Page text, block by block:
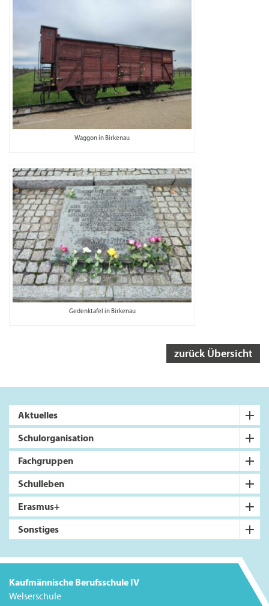
Waggon in Birkenau
Gedenktafel in Birkenau
zurück Übersicht
Aktuelles
Schulorganisation
Fachgruppen
Schulleben
Erasmus+
Sonstiges
Kaufmännische Berufsschule IV
Welserschule